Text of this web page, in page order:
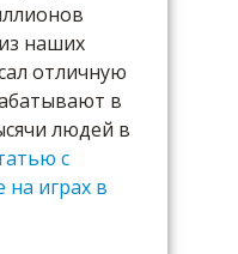
наших
отличную
в
людей в
с
на играх в